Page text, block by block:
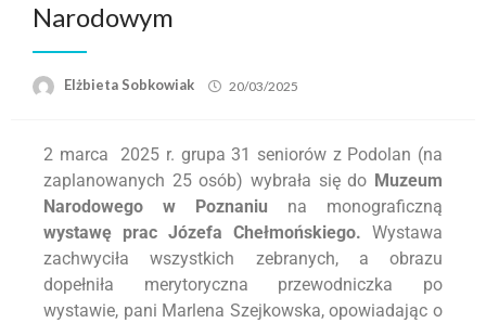
Narodowym
Elżbieta Sobkowiak 20/03/2025
2 marca 2025 r. grupa 31 seniorów z Podolan (na
zaplanowanych 25 osób) wybrała się do Muzeum
Narodowego w Poznaniu na monograficzną
wystawę prac Józefa Chełmońskiego. Wystawa
zachwyciła wszystkich zebranych, a obrazu
dopełniła merytoryczna przewodniczka po
wystawie, pani Marlena Szejkowska, opowiadając o